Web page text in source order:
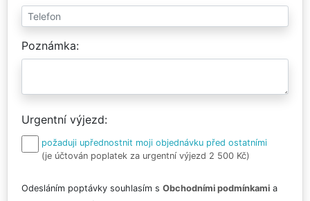
Poznámka
Urgentní výjezd
požaduji upřednostnit moji objednávku před ostatními
(je účtován poplatek za urgentní výjezd 2 500 Kč)
Odesláním poptávky souhlasím s Obchodními podmínkami a